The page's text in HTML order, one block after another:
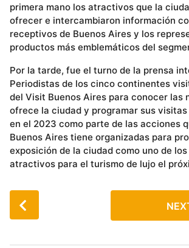
primera mano los atractivos que la
ofrecer e intercambiaron información
receptivos de Buenos Aires y los
productos más emblemáticos del
Por la tarde, fue el turno de la prensa
Periodistas de los cinco continentes
del Visit Buenos Aires para conocer las
ofrece la ciudad y programar sus visitas
en el 2023 como parte de las acciones
Buenos Aires tiene organizadas para
exposición de la ciudad como uno de
atractivos para el turismo de lujo el
P
o